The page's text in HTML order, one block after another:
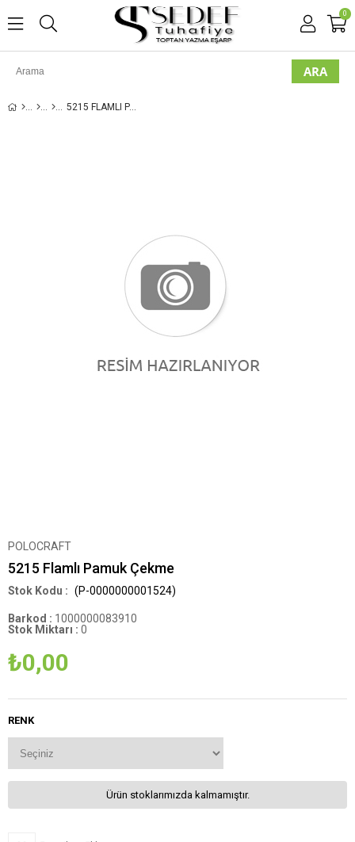
0
5215 FLAMLI PAMUK ÇEKME
POLOCRAFT
5215 Flamlı Pamuk Çekme
(P-0000000001524)
Barkod : 1000000083910
Stok Miktarı : 0
₺0,00
RENK
Ürün stoklarımızda kalmamıştır.